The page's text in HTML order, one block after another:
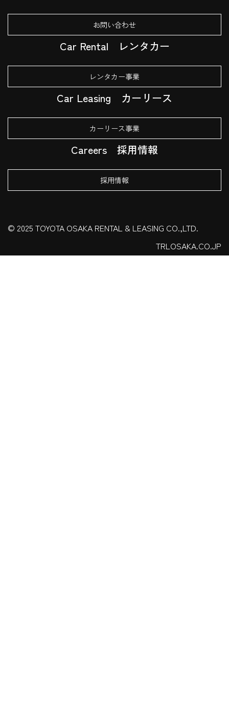
お問い合わせ
Car Rental レンタカー
レンタカー事業
Car Leasing カーリース
カーリース事業
Careers 採用情報
採用情報
© 2025 TOYOTA OSAKA RENTAL & LEASING CO.,LTD.
TRLOSAKA.CO.JP